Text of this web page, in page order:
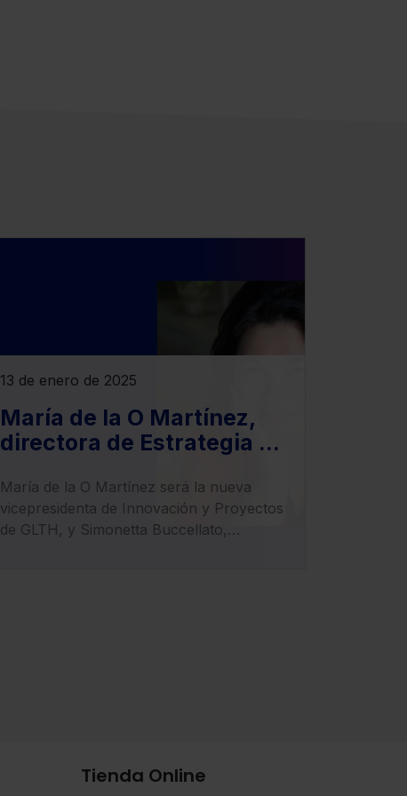
13 de enero de 2025
María de la O Martínez,
directora de Estrategia e
nueva vicepresidenta de
Innovación y Proyectos de
GLTH
María de la O Martínez será la nueva
vicepresidenta de Innovación y Proyectos
de GLTH, y Simonetta Buccellato,
Tienda Online